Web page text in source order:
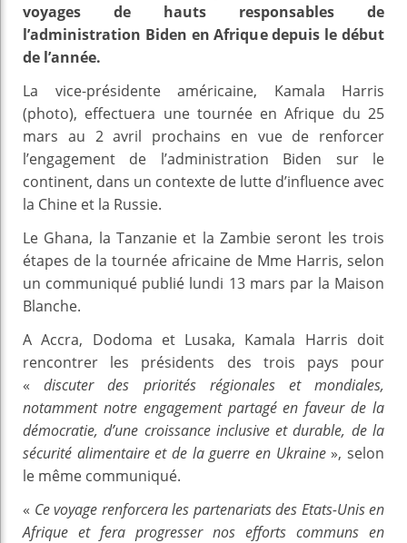
voyages de hauts responsables de
l’administration Biden en Afrique depuis le début
de l’année.
La vice-présidente américaine, Kamala Harris
(photo), effectuera une tournée en Afrique du 25
mars au 2 avril prochains en vue de renforcer
l’engagement de l’administration Biden sur le
continent, dans un contexte de lutte d’influence avec
la Chine et la Russie.
Le Ghana, la Tanzanie et la Zambie seront les trois
étapes de la tournée africaine de Mme Harris, selon
un communiqué publié lundi 13 mars par la Maison
Blanche.
A Accra, Dodoma et Lusaka, Kamala Harris doit
rencontrer les présidents des trois pays pour
«discuter des priorités régionales et mondiales,
notamment notre engagement partagé en faveur de la
démocratie, d’une croissance inclusive et durable, de la
sécurité alimentaire et de la guerre en Ukraine», selon
le même communiqué.
« Ce voyage renforcera les partenariats des Etats-Unis en
Afrique et fera progresser nos efforts communs en